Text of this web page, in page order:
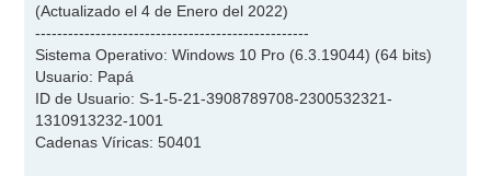
(Actualizado el 4 de Enero del 2022)
--------------------------------------------------
Sistema Operativo: Windows 10 Pro (6.3.19044) (64 bits)
Usuario: Papá
ID de Usuario: S-1-5-21-3908789708-2300532321-
1310913232-1001
Cadenas Víricas: 50401